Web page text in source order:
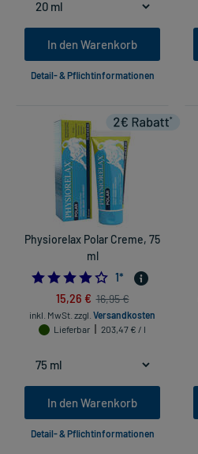
In den Warenkorb
Detail- & Pflichtinformationen
Physiorelax Polar Creme, 75
ml
4.0
1*
15,26 € 16,95 €
inkl. MwSt. zzgl. Versandkosten
Lieferbar
203,47 € / l
In den Warenkorb
Detail- & Pflichtinformationen